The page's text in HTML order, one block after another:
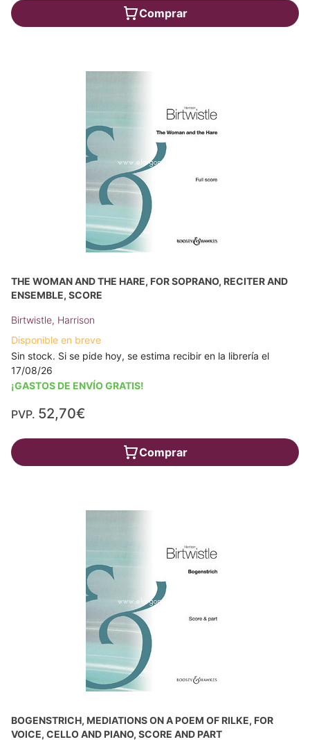
Comprar
THE WOMAN AND THE HARE, FOR SOPRANO, RECITER AND
ENSEMBLE, SCORE
Birtwistle, Harrison
Disponible en breve
Sin stock. Si se pide hoy, se estima recibir en la librería el
17/08/26
¡GASTOS DE ENVÍO GRATIS!
PVP. 52,70€
Comprar
BOGENSTRICH, MEDIATIONS ON A POEM OF RILKE, FOR
VOICE, CELLO AND PIANO, SCORE AND PART